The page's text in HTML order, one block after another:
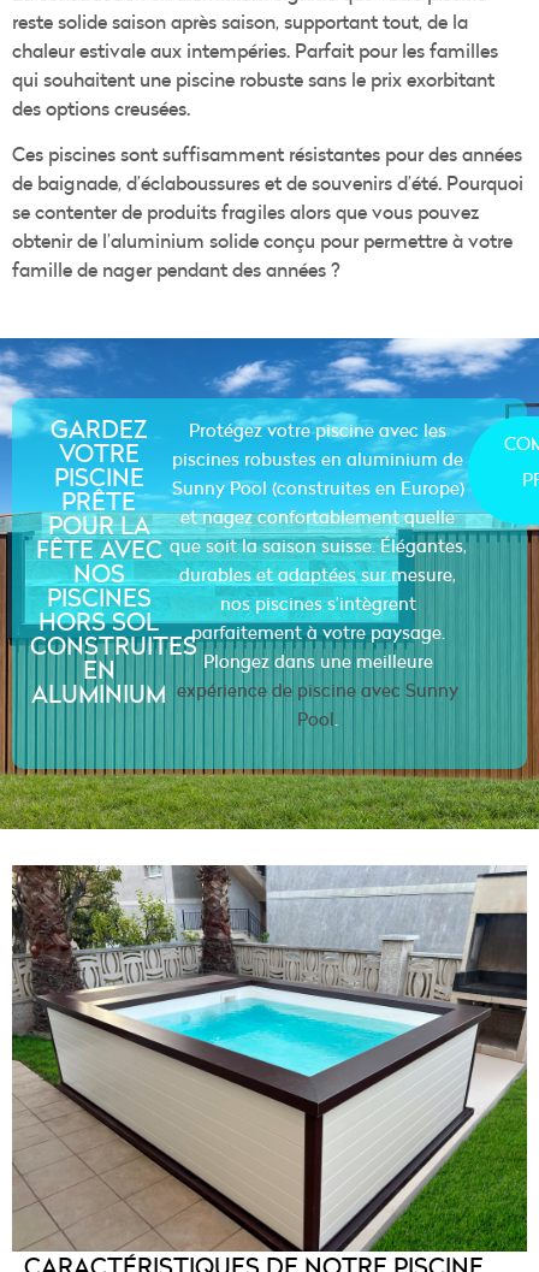
reste solide saison après saison, supportant tout, de la
chaleur estivale aux intempéries. Parfait pour les familles
qui souhaitent une piscine robuste sans le prix exorbitant
des options creusées.
Ces piscines sont suffisamment résistantes pour des années
de baignade, d’éclaboussures et de souvenirs d’été. Pourquoi
se contenter de produits fragiles alors que vous pouvez
obtenir de l’aluminium solide conçu pour permettre à votre
famille de nager pendant des années ?
GARDEZ
VOTRE
PISCINE
PRÊTE
POUR LA
FÊTE AVEC
NOS
PISCINES
HORS SOL
CONSTRUITES
EN
ALUMINIUM
Protégez votre piscine avec les
piscines robustes en aluminium de
Sunny Pool (construites en Europe)
et nagez confortablement quelle
que soit la saison suisse. Élégantes,
durables et adaptées sur mesure,
nos piscines s’intègrent
parfaitement à votre paysage.
Plongez dans une meilleure
expérience de piscine avec Sunny
Pool.